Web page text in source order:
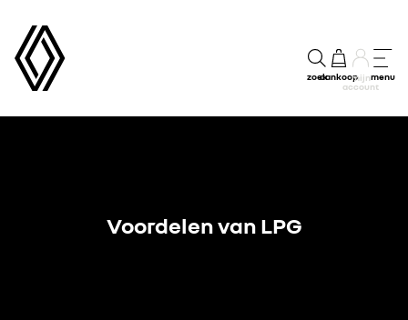
zoekaankoopmijn
account
menu
Voordelen van LPG